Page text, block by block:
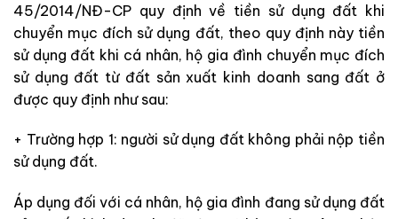
45/2014/NĐ-CP quy định về tiền sử dụng đất khi
chuyển mục đích sử dụng đất, theo quy định này tiền
sử dụng đất khi cá nhân, hộ gia đình chuyển mục đích
sử dụng đất từ đất sản xuất kinh doanh sang đất ở
được quy định như sau:
+ Trường hợp 1: người sử dụng đất không phải nộp tiền
sử dụng đất.
Áp dụng đối với cá nhân, hộ gia đình đang sử dụng đất